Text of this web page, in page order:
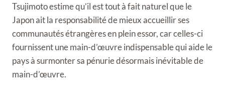
Tsujimoto estime qu’il est tout à fait naturel que le
Japon ait la responsabilité de mieux accueillir ses
communautés étrangères en plein essor, car celles-ci
fournissent une main-d’œuvre indispensable qui aide le
pays à surmonter sa pénurie désormais inévitable de
main-d’œuvre.